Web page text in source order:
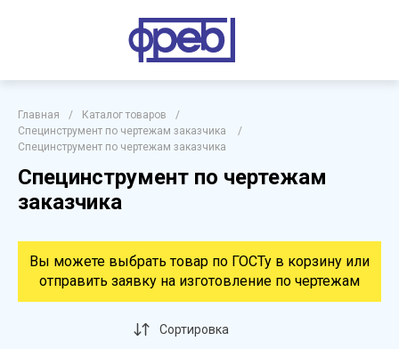
Главная / Каталог товаров
/
Специнструмент по чертежам заказчика
/
Специнструмент по чертежам заказчика
Специнструмент по чертежам
заказчика
Вы можете выбрать товар по ГОСТу в корзину или
отправить заявку на изготовление по чертежам
Сортировка